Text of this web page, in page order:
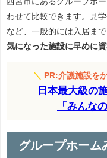
わせて比較できます。見
など、一般的には入居ま
気になった施設に早めに
＼ PR:介護施設を
日本最大級の
「みんな
グループホーム